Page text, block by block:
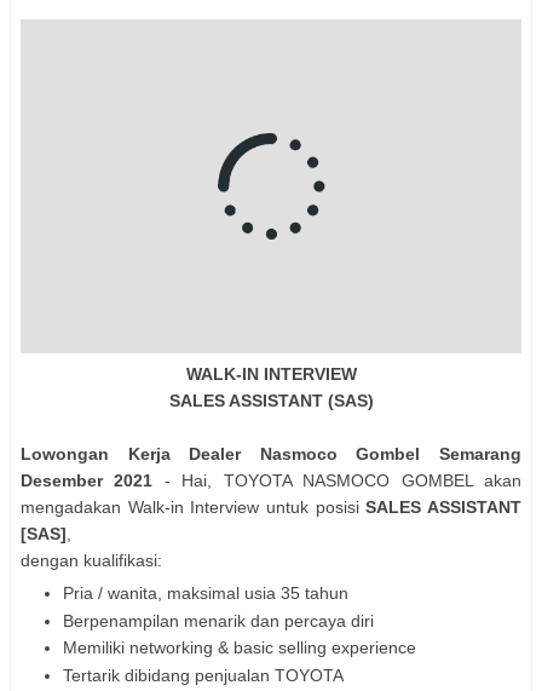
WALK-IN INTERVIEW
SALES ASSISTANT (SAS)
Lowongan Kerja Dealer Nasmoco Gombel Semarang
Desember 2021
- Hai, TOYOTA NASMOCO GOMBEL akan
mengadakan Walk-in Interview untuk posisiSALES ASSISTANT
[SAS],
dengan kualifikasi:
Pria / wanita, maksimal usia 35 tahun
Berpenampilan menarik dan percaya diri
Memiliki networking & basic selling experience
Tertarik dibidang penjualan TOYOTA